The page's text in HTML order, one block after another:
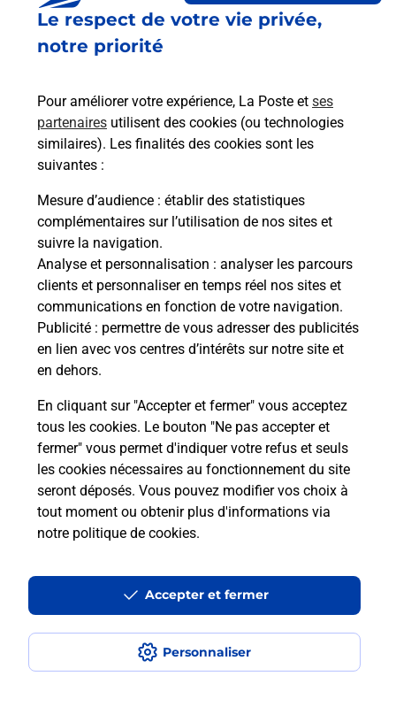
Le respect de votre vie privée,
notre priorité
Pour améliorer votre expérience, La Poste et ses
partenaires utilisent des cookies (ou technologies
similaires). Les finalités des cookies sont les
suivantes :
Mesure d’audience : établir des statistiques
complémentaires sur l’utilisation de nos sites et
suivre la navigation.
Analyse et personnalisation : analyser les parcours
clients et personnaliser en temps réel nos sites et
communications en fonction de votre navigation.
Publicité : permettre de vous adresser des publicités
en lien avec vos centres d’intérêts sur notre site et
en dehors.
En cliquant sur "Accepter et fermer" vous acceptez
tous les cookies. Le bouton "Ne pas accepter et
fermer" vous permet d'indiquer votre refus et seuls
les cookies nécessaires au fonctionnement du site
seront déposés. Vous pouvez modifier vos choix à
tout moment ou obtenir plus d'informations via
notre politique de cookies.
Personnaliser
Accepter et fermer
Est-il possible d’acheter un
emballage directement depuis un
Comment demander une
modification de livraison ?
Comment La Poste participe-t-elle
à votre sécurité au quotidien ?
Puis-je passer mon code de la route
avec La Poste et sous quelles
conditions ?
Localiser Liste Rhône LEGNY
Accessibilité : partiellement conforme
Conditions contractuelles
Mentions légales